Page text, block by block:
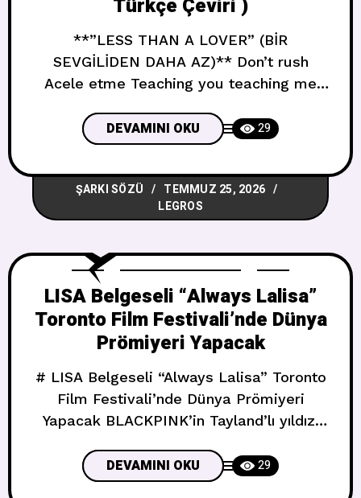
Türkçe Çeviri )
**”LESS THAN A LOVER” (BİR
SEVGİLİDEN DAHA AZ)** Don’t rush
Acele etme Teaching you teaching me
Sana ve bana güvenmeyi öğretiyorum,
gizli olmak zorunda değiliz Its just us
Sadece biziz Its more beautiful when we
open up and get to know each other
Açıldığımızda ve birbirimizi tanıdığımızda
DEVAMINI OKU 29
ŞARKI SÖZÜ
TEMMUZ 25, 2026
LEGROS
LISA Belgeseli “Always Lalisa”
Toronto Film Festivali’nde Dünya
Prömiyeri Yapacak
# LISA Belgeseli “Always Lalisa” Toronto
Film Festivali’nde Dünya Prömiyeri
Yapacak BLACKPINK’in Tayland’lı yıldızı
de şimdi belgesel dünyasında adından
söz ettiriyor. ## TIFF’te Büyük Gece
DEVAMINI OKU 29